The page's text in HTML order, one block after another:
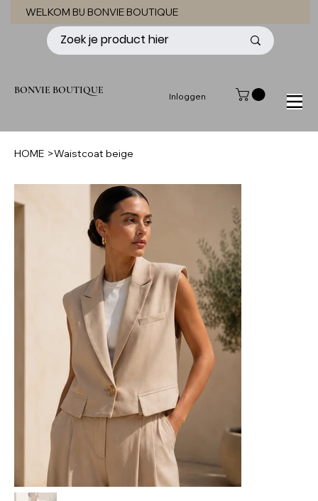
WELKOM BIJ BONVIE BOUTIQUE
BONVIE BOUTIQUE
Inloggen
HOME >Waistcoat beige